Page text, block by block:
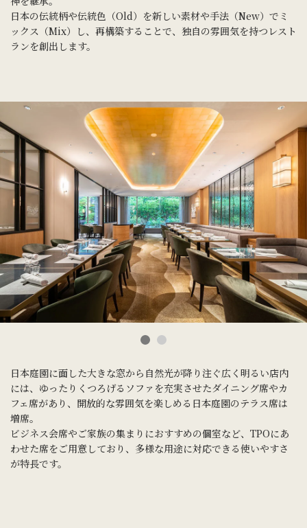
日本の伝統柄や伝統色（Old）を新しい素材や手法（New）でミ
ックス（Mix）し、再構築することで、独自の雰囲気を持つレスト
ランを創出します。
日本庭園に面した大きな窓から自然光が降り注ぐ広く明るい店内
には、ゆったりくつろげるソファを充実させたダイニング席やカ
フェ席があり、開放的な雰囲気を楽しめる日本庭園のテラス席は
増席。
ビジネス会席やご家族の集まりにおすすめの個室など、TPOにあ
わせた席をご用意しており、多様な用途に対応できる使いやすさ
が特長です。